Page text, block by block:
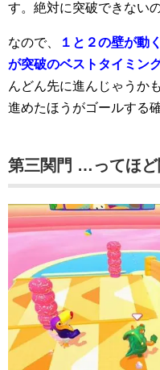
す。絶対に突破できない
なので、
１と２の壁が動
が突破のベストタイミン
んどん先に進んじゃうか
進めたほうがゴールする
第三関門 …ってほど